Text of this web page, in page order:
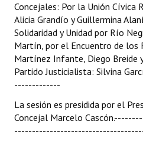
Carta Orgánica 2007
Reglamento Interno
Digesto
DOCUMENTOS
Informes de Gestión
Concejales: Por la Unión Cívica
Alicia Grandío y Guillermina
Solidaridad y Unidad por Río
Martín, por el Encuentro de los
Martínez Infante, Diego Breide
Partido Justicialista: Silvina
-------------
La sesión es presidida por el
Concejal Marcelo